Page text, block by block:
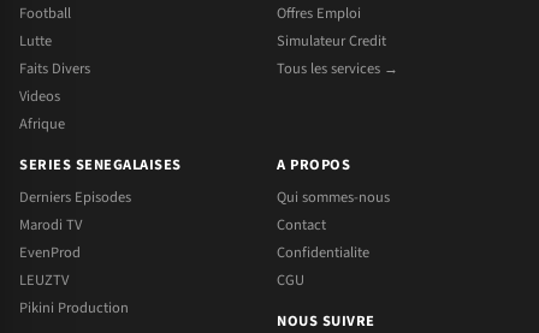
Football
Lutte
Faits Divers
Videos
Afrique
Offres Emploi
Simulateur Credit
Tous les services →
SERIES SENEGALAISES
Derniers Episodes
Marodi TV
EvenProd
LEUZTV
Pikini Production
A PROPOS
Qui sommes-nous
Contact
Confidentialite
CGU
NOUS SUIVRE